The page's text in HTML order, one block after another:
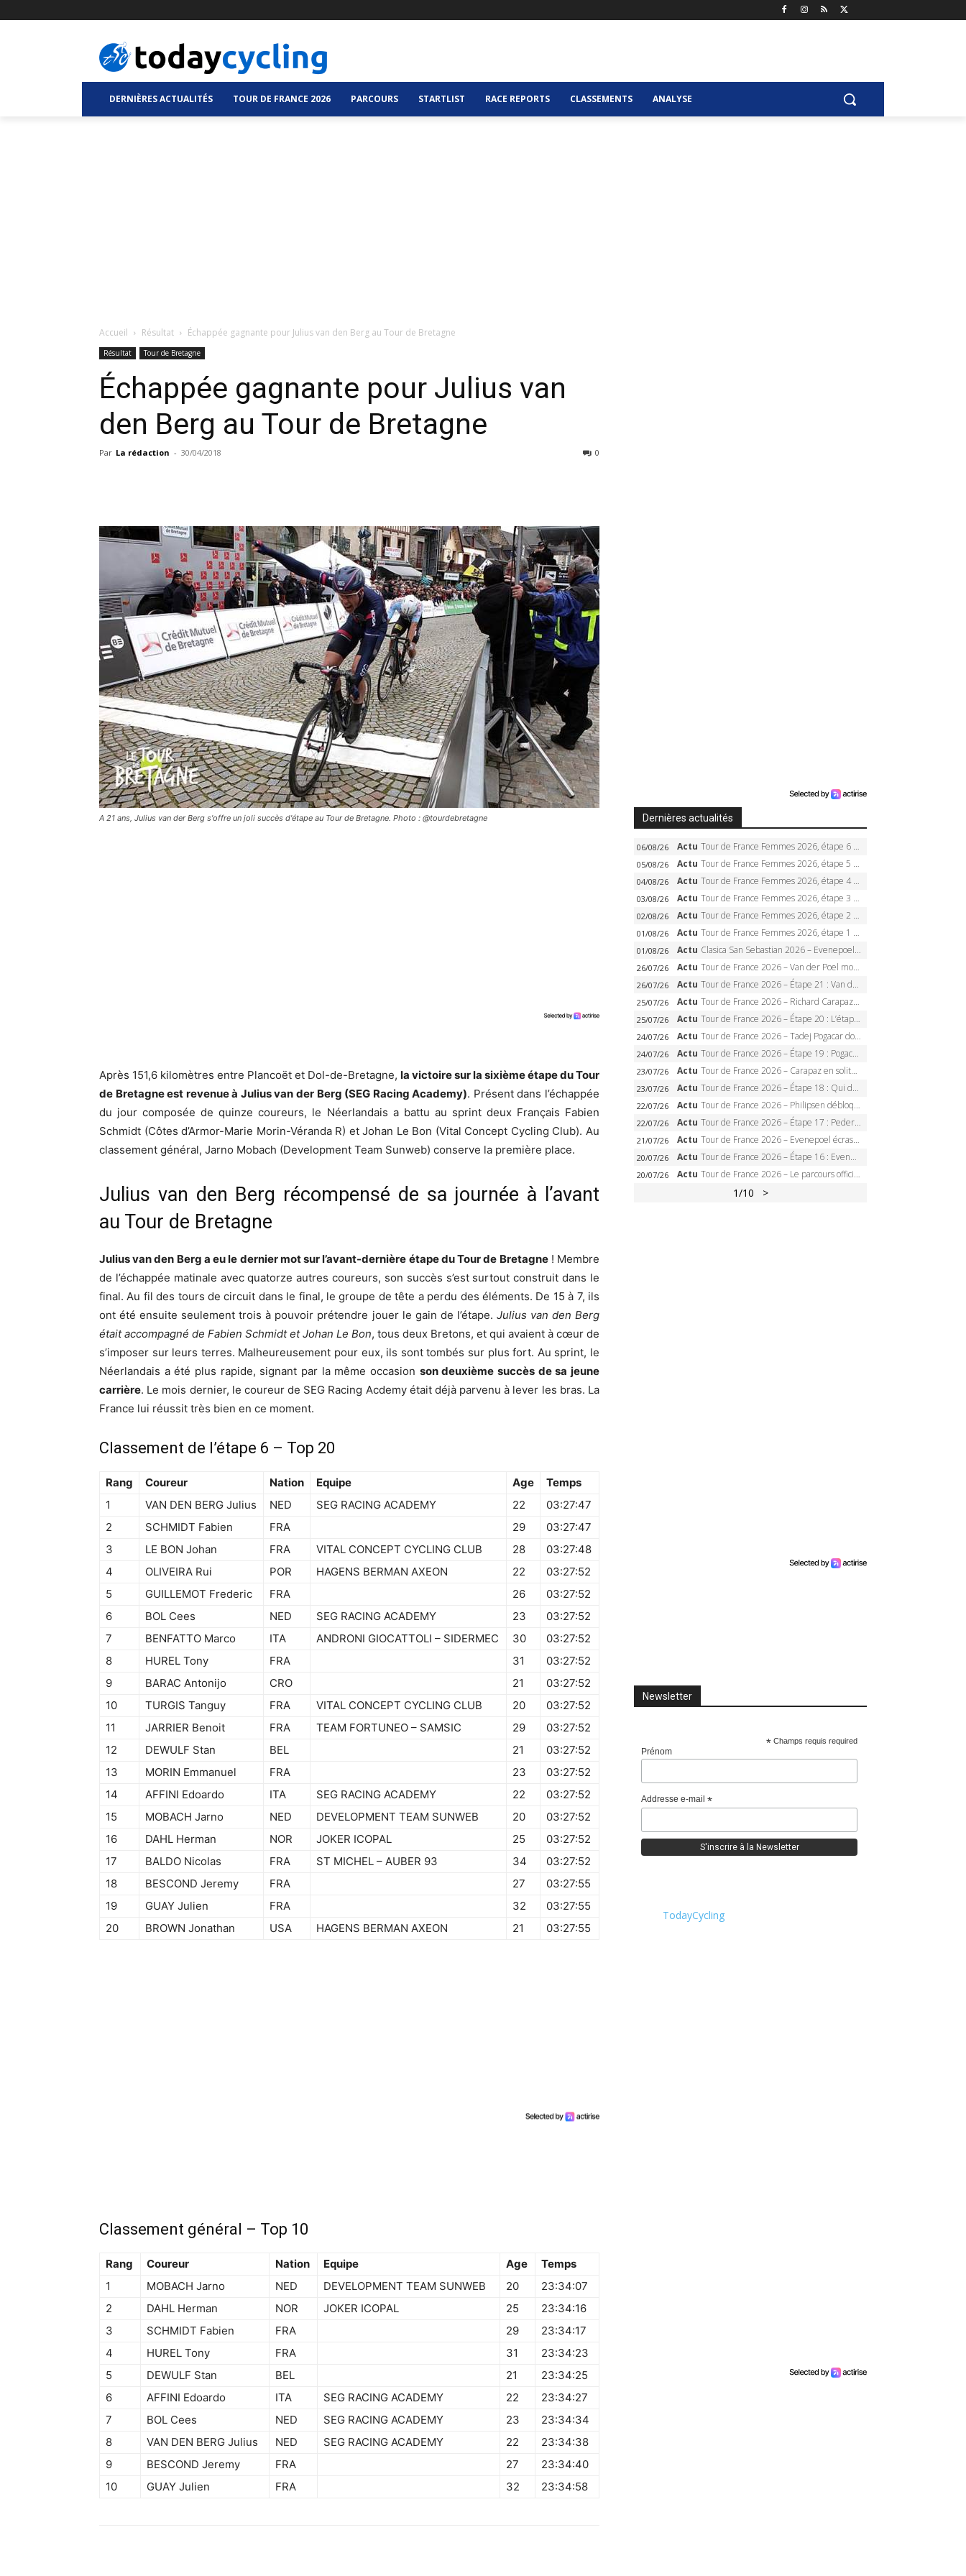
DERNIÈRES ACTUALITÉS TOUR DE FRANCE 2026 PARCOURS STARTLIST RACE REPORTS CLASSEMENTS ANALYSE
Accueil Résultat Échappée gagnante pour Julius van den Berg au Tour de Bretagne
Résultat Tour de Bretagne
Échappée gagnante pour Julius van
den Berg au Tour de Bretagne
Par La rédaction - 30/04/2018 0
A 21 ans, Julius van der Berg s'offre un joli succès d'étape au Tour de Bretagne. Photo : @tourdebretagne
Après 151,6 kilomètres entre Plancoët et Dol-de-Bretagne, la victoire sur la sixième étape du Tour
de Bretagne est revenue à Julius van der Berg (SEG Racing Academy). Présent dans l’échappée
du jour composée de quinze coureurs, le Néerlandais a battu au sprint deux Français Fabien
Schmidt (Côtes d’Armor-Marie Morin-Véranda R) et Johan Le Bon (Vital Concept Cycling Club). Au
classement général, Jarno Mobach (Development Team Sunweb) conserve la première place.
Julius van den Berg récompensé de sa journée à l’avant
au Tour de Bretagne
Julius van den Berg a eu le dernier mot sur l’avant-dernière étape du Tour de Bretagne! Membre
de l’échappée matinale avec quatorze autres coureurs, son succès s’est surtout construit dans le
final. Au fil des tours de circuit dans le final, le groupe de tête a perdu des éléments. De 15 à 7, ils
ont été ensuite seulement trois à pouvoir prétendre jouer le gain de l’étape. Julius van den Berg
était accompagné de Fabien Schmidt et Johan Le Bon, tous deux Bretons, et qui avaient à cœur de
s’imposer sur leurs terres. Malheureusement pour eux, ils sont tombés sur plus fort. Au sprint, le
Néerlandais a été plus rapide, signant par la même occasion son deuxième succès de sa jeune
carrière. Le mois dernier, le coureur de SEG Racing Acdemy était déjà parvenu à lever les bras. La
France lui réussit très bien en ce moment.
Classement de l’étape 6 – Top 20
Rang Coureur Nation Equipe Age
Temps
1
VAN DEN BERG Julius NED SEG RACING ACADEMY 22
03:27:47
2
SCHMIDT Fabien FRA 29
03:27:47
3
LE BON Johan FRA VITAL CONCEPT CYCLING CLUB 28
03:27:48
4
OLIVEIRA Rui POR HAGENS BERMAN AXEON 22
03:27:52
5
GUILLEMOT Frederic FRA 26
03:27:52
6
BOL Cees NED SEG RACING ACADEMY 23
03:27:52
7
BENFATTO Marco ITA ANDRONI GIOCATTOLI – SIDERMEC 30
03:27:52
8
HUREL Tony FRA 31
03:27:52
9
BARAC Antonijo CRO 21
03:27:52
10
TURGIS Tanguy FRA VITAL CONCEPT CYCLING CLUB 20
03:27:52
11
JARRIER Benoit FRA TEAM FORTUNEO – SAMSIC 29
03:27:52
12
DEWULF Stan BEL 21
03:27:52
13
MORIN Emmanuel FRA 23
03:27:52
14
AFFINI Edoardo ITA SEG RACING ACADEMY 22
03:27:52
15
MOBACH Jarno NED DEVELOPMENT TEAM SUNWEB 20
03:27:52
16
DAHL Herman NOR JOKER ICOPAL 25
03:27:52
17
BALDO Nicolas FRA ST MICHEL – AUBER 93 34
03:27:52
18
BESCOND Jeremy FRA 27
03:27:55
19
GUAY Julien FRA 32
03:27:55
20
BROWN Jonathan USA HAGENS BERMAN AXEON 21 03:27:55
Classement général – Top 10
Rang Coureur Nation Equipe Age
Temps
1
MOBACH Jarno NED DEVELOPMENT TEAM SUNWEB 20
23:34:07
2
DAHL Herman NOR JOKER ICOPAL 25
23:34:16
3
SCHMIDT Fabien FRA 29
23:34:17
4
HUREL Tony FRA 31
23:34:23
5
DEWULF Stan BEL 21
23:34:25
6
AFFINI Edoardo ITA SEG RACING ACADEMY 22
23:34:27
7
BOL Cees NED SEG RACING ACADEMY 23
23:34:34
8
VAN DEN BERG Julius NED SEG RACING ACADEMY 22
23:34:38
9
BESCOND Jeremy FRA 27
23:34:40
10
GUAY Julien FRA 32 23:34:58
Dernières actualités
06/08/26 Actu Tour de France Femmes 2026, étape 6 – Kim Le Court-Pienaar gagne à Tournon, Reusser en jaune
05/08/26 Actu Tour de France Femmes 2026, étape 5 – Demi Vollering gagne à Belleville, Reusser en jaune, Ferrand-Prévot coule
04/08/26 Actu Tour de France Femmes 2026, étape 4 – Marlen Reusser écrase le chrono, Ferrand-Prévot en crise
03/08/26 Actu Tour de France Femmes 2026, étape 3 – Sigrid Haugset en solitaire, 88 km d’échappée, maillot jaune
02/08/26 Actu Tour de France Femmes 2026, étape 2 – Lorena Wiebes doublé à Genève, Markus héroïque, 7e record
01/08/26 Actu Tour de France Femmes 2026, étape 1 – Lorena Wiebes intouchable à Lausanne, premier maillot jaune
01/08/26 Actu Clasica San Sebastian 2026 – Evenepoel recordman, 4e victoire, Carapaz battu au sprint
26/07/26 Actu Tour de France 2026 – Van der Poel monumental à Paris, Pogacar égale le record des cinq sacres
26/07/26 Actu Tour de France 2026 – Étape 21 : Van der Poel, Pogacar, qui succédera à Wout van Aert sur les Champs-Elysées ?
25/07/26 Actu Tour de France 2026 – Richard Carapaz roi des Alpes, doublé et maillot à pois, Seixas perd le podium
25/07/26 Actu Tour de France 2026 – Étape 20 : L’étape reine, Galibier, Sarenne, Alpe d’Huez, qui succédera à Pogacar ?
24/07/26 Actu Tour de France 2026 – Tadej Pogacar dompte l’Alpe d’Huez, 5e victoire, record de Pantani pulvérisé
24/07/26 Actu Tour de France 2026 – Étape 19 : Pogacar peut-il enfin dompter l’Alpe d’Huez ?
23/07/26 Actu Tour de France 2026 – Carapaz en solitaire à Orcières-Merlette, Paret-Peintre à un point du maillot à pois
23/07/26 Actu Tour de France 2026 – Étape 18 : Qui domptera Orcières-Merlette, première marche vers l’Alpe d’Huez ?
22/07/26 Actu Tour de France 2026 – Philipsen débloque son compteur à Voiron, Pedersen en danger pour le maillot vert
22/07/26 Actu Tour de France 2026 – Étape 17 : Pedersen peut-il verrouiller le maillot vert à Voiron ?
21/07/26 Actu Tour de France 2026 – Evenepoel écrase le chrono d’Évian, Seixas 4e, Lipowitz abandonne
20/07/26 Actu Tour de France 2026 – Étape 16 : Evenepoel, Pogacar, Ganna… qui domptera le chrono d’Évian pour redessiner le podium ?
20/07/26 Actu Tour de France 2026 – Le parcours officiel complet : 21 étapes, profils, carte et dates
1/10 >
Newsletter
* Champs requis required
Prénom
Addresse e-mail *
TodayCycling